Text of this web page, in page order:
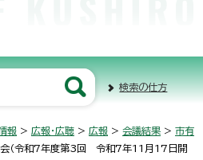
検索の仕方
報 > 広報・広聴 > 広報 > 会議結果 > 市有
（令和7年度第3回 令和7年11月17日開